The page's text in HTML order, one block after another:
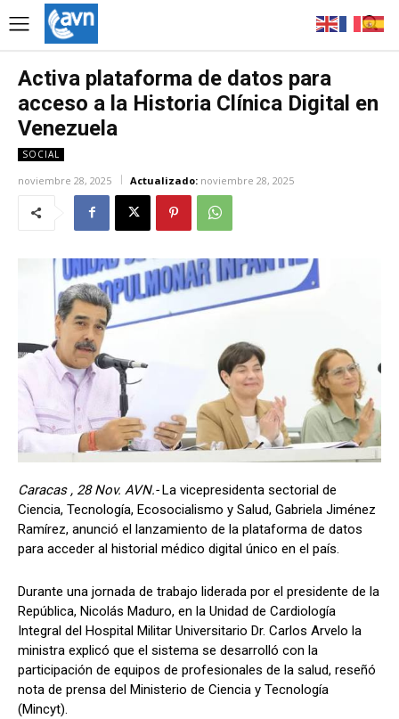
Activa plataforma de datos para
acceso a la Historia Clínica Digital en
Venezuela
SOCIAL
noviembre 28, 2025 Actualizado: noviembre 28, 2025
Caracas , 28 Nov. AVN.-La vicepresidenta sectorial de
Ciencia, Tecnología, Ecosocialismo y Salud, Gabriela Jiménez
Ramírez, anunció el lanzamiento de la plataforma de datos
para acceder al historial médico digital único en el país.
Durante una jornada de trabajo liderada por el presidente de la
República, Nicolás Maduro, en la Unidad de Cardiología
Integral del Hospital Militar Universitario Dr. Carlos Arvelo la
ministra explicó que el sistema se desarrolló con la
participación de equipos de profesionales de la salud, reseñó
nota de prensa del Ministerio de Ciencia y Tecnología
(Mincyt).